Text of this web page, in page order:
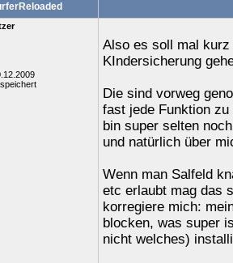
Also es soll mal kurz
KIndersicherung
Die sind vorweg
fast jede Funktion
bin super selten
und natürlich über
Wenn man Salfeld
etc erlaubt mag das
korregiere mich:
blocken, was super
nicht welches)